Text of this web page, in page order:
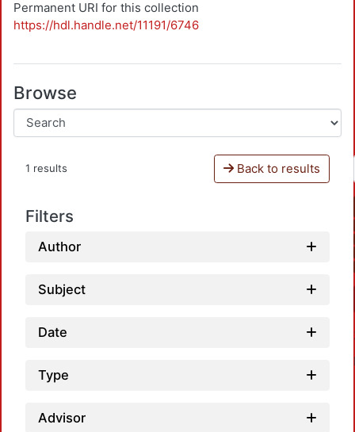
Permanent URI for this collection
https://hdl.handle.net/11191/6746
Browse
1 results Back to results
Filters
Author
Subject
Date
Type
Advisor